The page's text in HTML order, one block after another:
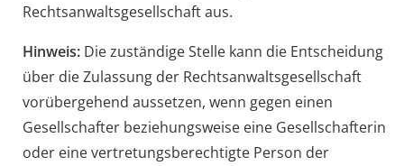
Rechtsanwaltsgesellschaft aus.
Hinweis: Die zuständige Stelle kann die Entscheidung
über die Zulassung der Rechtsanwaltsgesellschaft
vorübergehend aussetzen, wenn gegen einen
Gesellschafter beziehungsweise eine Gesellschafterin
oder eine vertretungsberechtigte Person der